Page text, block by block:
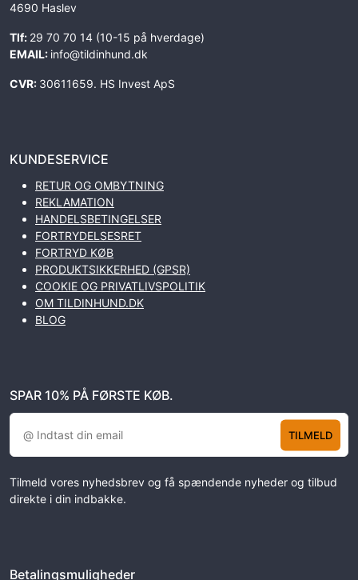
4690 Haslev
Tlf: 29 70 70 14 (10-15 på hverdage)
EMAIL: info@tildinhund.dk
CVR: 30611659. HS Invest ApS
KUNDESERVICE
RETUR OG OMBYTNING
REKLAMATION
HANDELSBETINGELSER
FORTRYDELSESRET
FORTRYD KØB
PRODUKTSIKKERHED (GPSR)
COOKIE OG PRIVATLIVSPOLITIK
OM TILDINHUND.DK
BLOG
SPAR 10% PÅ FØRSTE KØB.
TILMELD
Tilmeld vores nyhedsbrev og få spændende nyheder og tilbud
direkte i din indbakke.
Betalingsmuligheder